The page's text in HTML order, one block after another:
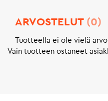
ARVOSTELUT (0)
Tuotteella ei ole vielä
Vain tuotteen ostaneet